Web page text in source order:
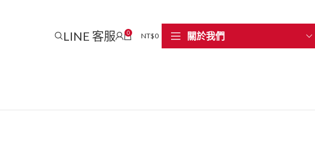
LINE 客服 0 NT$0 關於我們